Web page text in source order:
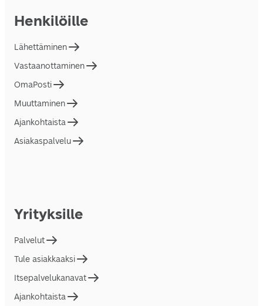
Henkilöille
Lähettäminen
Vastaanottaminen
OmaPosti
Muuttaminen
Ajankohtaista
Asiakaspalvelu
Yrityksille
Palvelut
Tule asiakkaaksi
Itsepalvelukanavat
Ajankohtaista